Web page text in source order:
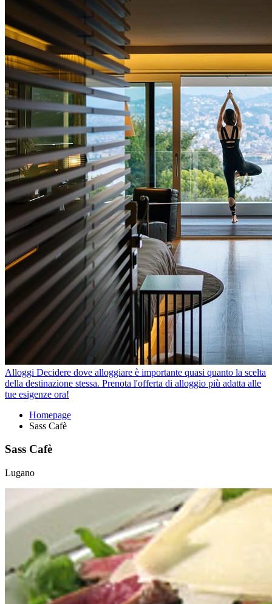
Alloggi Decidere dove alloggiare è importante quasi quanto la scelta
della destinazione stessa. Prenota l'offerta di alloggio più adatta alle
tue esigenze ora!
Homepage
Sass Cafè
Sass Cafè
Lugano